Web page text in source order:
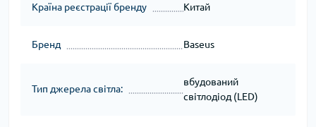
Країна реєстрації бренду Китай
Бренд Baseus
Тип джерела світла:
вбудований
світлодіод (LED)